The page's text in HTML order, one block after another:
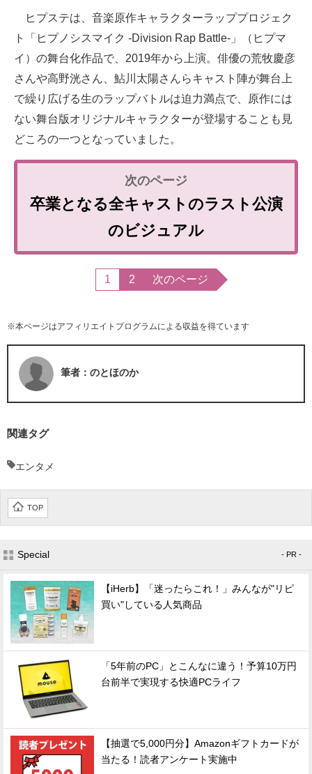
ヒプステは、音楽原作キャラクターラッププロジェク
ト「ヒプノシスマイク -Division Rap Battle-」（ヒプマ
イ）の舞台化作品で、2019年から上演。俳優の荒牧慶彦
さんや高野洸さん、鮎川太陽さんらキャスト陣が舞台上
で繰り広げる生のラップバトルは迫力満点で、原作には
ない舞台版オリジナルキャラクターが登場することも見
どころの一つとなっていました。
卒業となる全キャストのラスト公演
のビジュアル
1 2 次のページ
※本ページはアフィリエイトプログラムによる収益を得ています
筆者：のとほのか
関連タグ
エンタメ
TOP
Special - PR -
【iHerb】「迷ったらこれ！」みんなが"リピ
買い"している人気商品
「5年前のPC」とこんなに違う！予算10万円
台前半で実現する快適PCライフ
【抽選で5,000円分】Amazonギフトカードが
当たる！読者アンケート実施中